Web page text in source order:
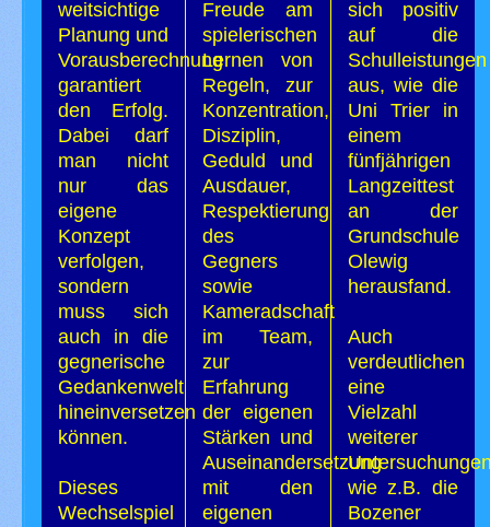
weitsichtige
Planung und
Vorausberechnung
garantiert
den Erfolg.
Dabei darf
man nicht
nur das
eigene
Konzept
verfolgen,
sondern
muss sich
auch in die
gegnerische
Gedankenwelt
hineinversetzen
können.
Dieses
Wechselspiel
Freude am
spielerischen
Lernen von
Regeln, zur
Konzentration,
Disziplin,
Geduld und
Ausdauer,
Respektierung
des
Gegners
sowie
Kameradschaft
im Team,
zur
Erfahrung
der eigenen
Stärken und
Auseinandersetzung
mit den
eigenen
sich positiv
auf die
Schulleistungen
aus, wie die
Uni Trier in
einem
fünfjährigen
Langzeittest
an der
Grundschule
Olewig
herausfand.
Auch
verdeutlichen
eine
Vielzahl
weiterer
wie z.B. die
Bozener